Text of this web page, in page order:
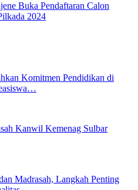
Buka Pendaftaran Calon
2024
Komitmen Pendidikan di
Kanwil Kemenag Sulbar
Madrasah, Langkah Penting